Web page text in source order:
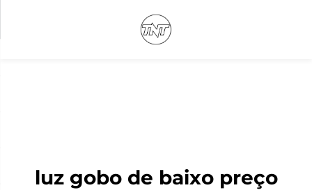
luz gobo de baixo preço